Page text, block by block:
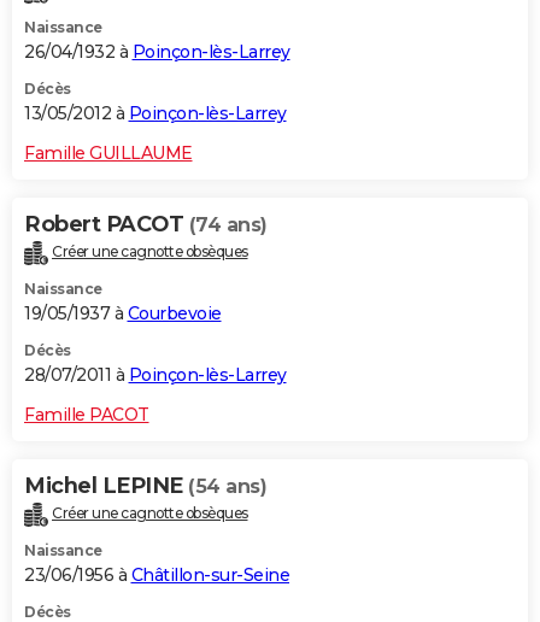
Naissance
26/04/1932 à Poinçon-lès-Larrey
Décès
13/05/2012 à Poinçon-lès-Larrey
Famille GUILLAUME
Robert PACOT (74 ans)
Créer une cagnotte obsèques
Naissance
19/05/1937 à Courbevoie
Décès
28/07/2011 à Poinçon-lès-Larrey
Famille PACOT
Michel LEPINE (54 ans)
Créer une cagnotte obsèques
Naissance
23/06/1956 à Châtillon-sur-Seine
Décès